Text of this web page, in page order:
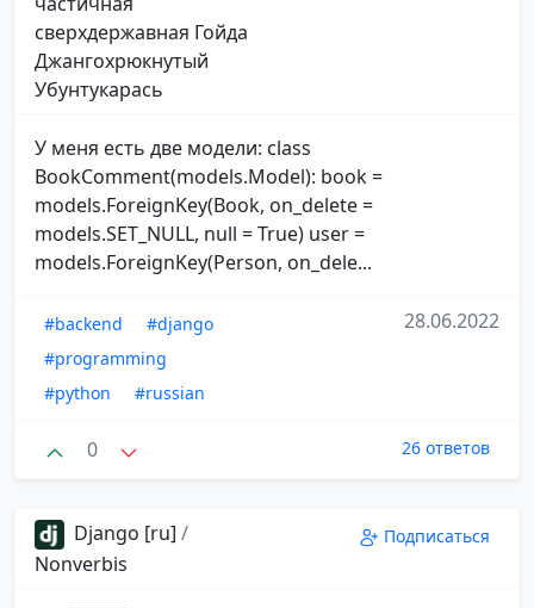
сверхдержавная Гойда
Джангохрюкнутый
Убунтукарась
У меня есть две модели: class
BookComment(models.Model): book =
models.ForeignKey(Book, on_delete =
models.SET_NULL, null = True) user =
models.ForeignKey(Person, on_dele...
#backend
#django
#programming
#python
#russian
28.06.2022
0 26 ответов
Django [ru] /
Nonverbis
Подписаться